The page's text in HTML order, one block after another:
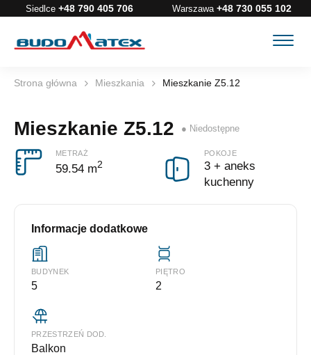
Siedlce +48 790 405 706 Warszawa +48 730 055 102
Strona główna Mieszkania Mieszkanie Z5.12
Mieszkanie Z5.12
METRAŻ
59.54 m2
POKOJE
3 + aneks
kuchenny
Informacje dodatkowe
BUDYNEK
5
PIĘTRO
2
PRZESTRZEŃ DOD.
Balkon